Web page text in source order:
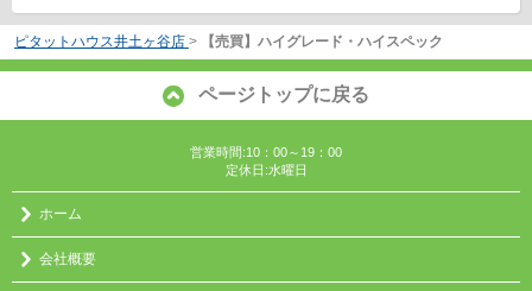
ピタットハウス井土ヶ谷店 > 【売買】ハイグレード・ハイスペック
ページトップに戻る
営業時間:10：00～19：00
定休日:水曜日
ホーム
会社概要